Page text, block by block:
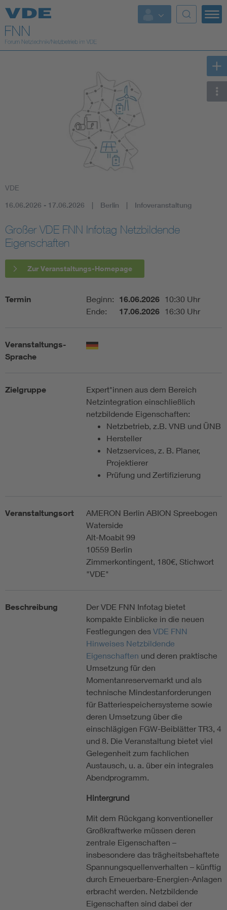
Top Themen
Fokusthemen
AI & Digital Trust
Vom Netz zum System
Digitalisierung und Metering
Versorgungsqualität Stromnetze
Umwelt- und Naturschutz
Regelsetzung
VDE
16.06.2026 - 17.06.2026 Berlin Infoveranstaltung
Großer VDE FNN Infotag Netzbildende
Eigenschaften
Zur Veranstaltungs-Homepage
Termin Beginn: 16.06.2026 10:30 Uhr
Ende:
17.06.2026 16:30 Uhr
Veranstaltungs-
Sprache
Zielgruppe
Expert*innen aus dem Bereich
Netzintegration einschließlich
netzbildende Eigenschaften:
Netzbetrieb, z.B. VNB und ÜNB
Hersteller
Netzservices, z. B. Planer,
Projektierer
Prüfung und Zertifizierung
Veranstaltungsort
AMERON Berlin ABION Spreebogen
Waterside
Alt-Moabit 99
10559 Berlin
Zimmerkontingent, 180€, Stichwort
"VDE"
Beschreibung
Der VDE FNN Infotag bietet
kompakte Einblicke in die neuen
Festlegungen des VDE FNN
Hinweises Netzbildende
Eigenschaften und deren praktische
Umsetzung für den
Momentanreservemarkt und als
technische Mindestanforderungen
für Batteriespeichersysteme sowie
deren Umsetzung über die
einschlägigen FGW-Beiblätter TR3, 4
und 8. Die Veranstaltung bietet viel
Gelegenheit zum fachlichen
Austausch, u. a. über ein integrales
Abendprogramm.
Hintergrund
Mit dem Rückgang konventioneller
Großkraftwerke müssen deren
zentrale Eigenschaften –
insbesondere das trägheitsbehaftete
Spannungsquellenverhalten – künftig
durch Erneuerbare-Energien-Anlagen
erbracht werden. Netzbildende
Eigenschaften sind dabei der